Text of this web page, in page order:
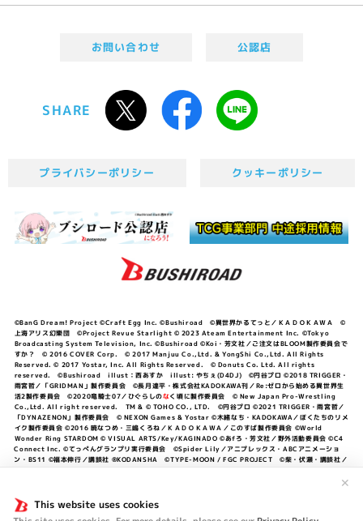
This website uses cookies
✕
お問い合わせ 公認店
SHARE
プライバシーポリシー クッキーポリシー
©BanG Dream! Project ©Craft Egg Inc. ©Bushiroad ©異世界かるてっと／ＫＡＤＯＫＡＷＡ ©
上海アリス幻樂団 ©Project Revue Starlight © 2023 Ateam Entertainment Inc. ©Tokyo
Broadcasting System Television, Inc. ©Bushiroad ©Koi・芳文社／ご注文はBLOOM製作委員会で
すか？ © 2016 COVER Corp. © 2017 Manjuu Co.,Ltd. & YongShi Co.,Ltd. All Rights
Reserved. © 2017 Yostar, Inc. All Rights Reserved. © Donuts Co. Ltd. All rights
reserved. ©Bushiroad illust：西あすか illust: やちぇ(D4DJ) ©円谷プロ ©2018 TRIGGER・
雨宮哲／「GRIDMAN」製作委員会 ©長月達平・株式会社KADOKAWA刊／Re:ゼロから始める異世界生
活2製作委員会 ©2020竜騎士07／ひぐらしのなく頃に製作委員会 © New Japan Pro-Wrestling
Co.,Ltd. All right reserved. TM & © TOHO CO., LTD. ©円谷プロ ©2021 TRIGGER・雨宮哲／
「DYNAZENON」製作委員会 © NEXON Games & Yostar ©木緒なち・KADOKAWA／ぼくたちのリメ
イク製作委員会 ©2016 暁なつめ・三嶋くろね／ＫＡＤＯＫＡＷＡ／このすば製作委員会 ©World
Wonder Ring STARDOM © VISUAL ARTS/Key/KAGINADO ©あfろ・芳文社／野外活動委員会 ©C4
Connect Inc. ©てっぺんグランプリ実行委員会 ©Spider Lily／アニプレックス・ABCアニメーショ
ン・BS11 ©福本伸行／講談社 ®KODANSHA ©TYPE-MOON / FGC PROJECT ©柴・伏瀬・講談社／
©中村力斗・野澤ゆき子／集英社・君のことが大大大大大好きな製作委員会 ©IIS-P／ぽんのみち製作委
員会 ©円谷プロ ©2023 TRIGGER・雨宮哲／「劇場版グリッドマンユニバース」製作委員会 © NEXON